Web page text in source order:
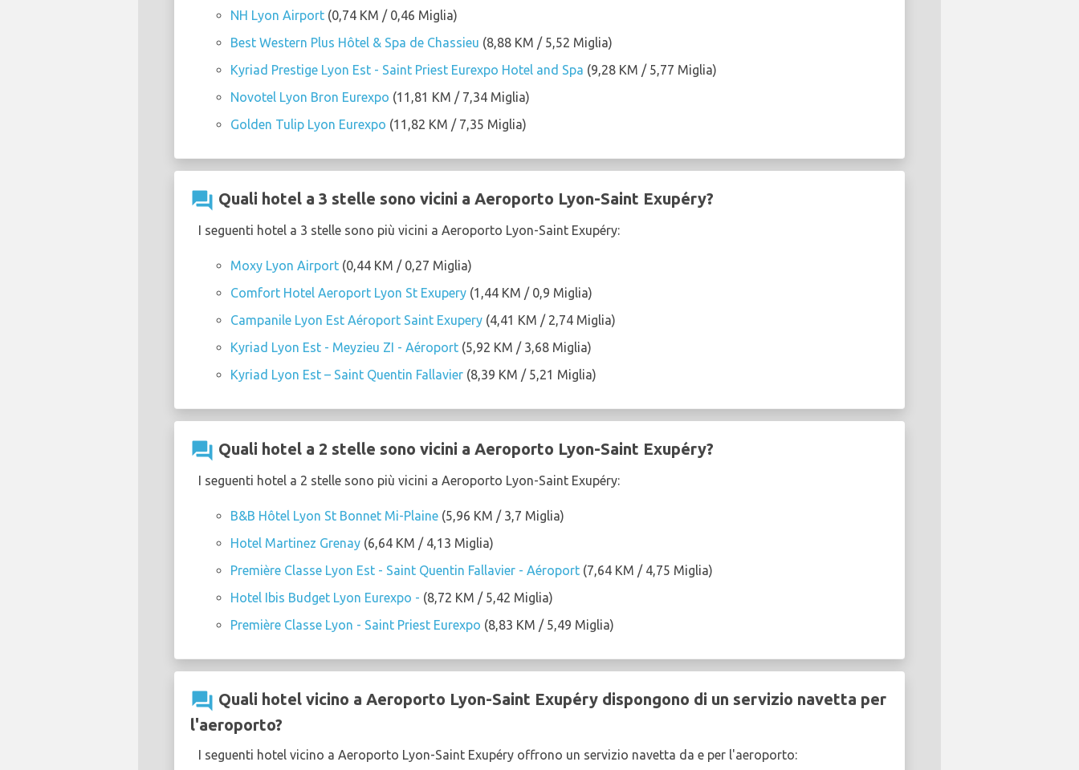
NH Lyon Airport (0,74 KM / 0,46 Miglia)
Best Western Plus Hôtel & Spa de Chassieu (8,88 KM / 5,52 Miglia)
Kyriad Prestige Lyon Est - Saint Priest Eurexpo Hotel and Spa (9,28 KM / 5,77 Miglia)
Novotel Lyon Bron Eurexpo (11,81 KM / 7,34 Miglia)
Golden Tulip Lyon Eurexpo (11,82 KM / 7,35 Miglia)
question_answer Quali hotel a 3 stelle sono vicini a Aeroporto Lyon-Saint Exupéry?
I seguenti hotel a 3 stelle sono più vicini a Aeroporto Lyon-Saint Exupéry:
Moxy Lyon Airport (0,44 KM / 0,27 Miglia)
Comfort Hotel Aeroport Lyon St Exupery (1,44 KM / 0,9 Miglia)
Campanile Lyon Est Aéroport Saint Exupery (4,41 KM / 2,74 Miglia)
Kyriad Lyon Est - Meyzieu ZI - Aéroport (5,92 KM / 3,68 Miglia)
Kyriad Lyon Est – Saint Quentin Fallavier (8,39 KM / 5,21 Miglia)
question_answer Quali hotel a 2 stelle sono vicini a Aeroporto Lyon-Saint Exupéry?
I seguenti hotel a 2 stelle sono più vicini a Aeroporto Lyon-Saint Exupéry:
B&B Hôtel Lyon St Bonnet Mi-Plaine (5,96 KM / 3,7 Miglia)
Hotel Martinez Grenay (6,64 KM / 4,13 Miglia)
Première Classe Lyon Est - Saint Quentin Fallavier - Aéroport (7,64 KM / 4,75 Miglia)
Hotel Ibis Budget Lyon Eurexpo - (8,72 KM / 5,42 Miglia)
Première Classe Lyon - Saint Priest Eurexpo (8,83 KM / 5,49 Miglia)
question_answer Quali hotel vicino a Aeroporto Lyon-Saint Exupéry dispongono di un servizio navetta per
l'aeroporto?
I seguenti hotel vicino a Aeroporto Lyon-Saint Exupéry offrono un servizio navetta da e per l'aeroporto: